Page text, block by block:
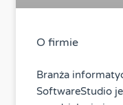
O firmie
Branża
SoftwareStudio